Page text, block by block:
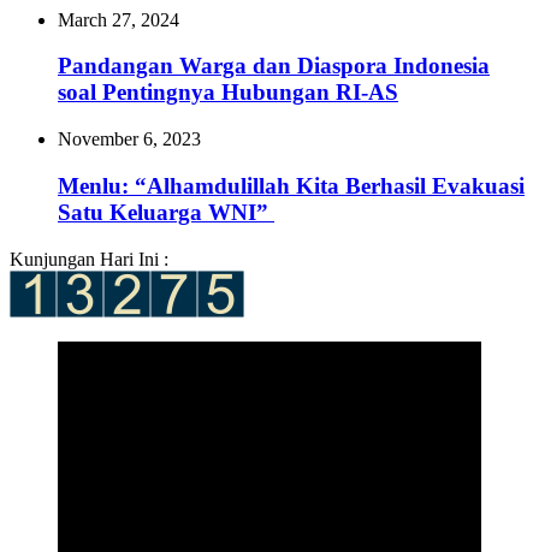
March 27, 2024
Pandangan Warga dan Diaspora Indonesia
soal Pentingnya Hubungan RI-AS
November 6, 2023
Menlu: “Alhamdulillah Kita Berhasil Evakuasi
Satu Keluarga WNI”
Kunjungan Hari Ini :